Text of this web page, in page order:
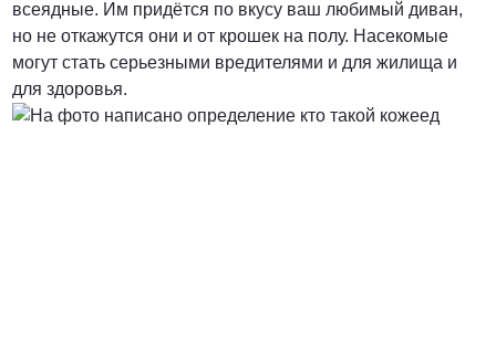
всеядные. Им придётся по вкусу ваш любимый диван,
но не откажутся они и от крошек на полу. Насекомые
могут стать серьезными вредителями и для жилища и
для здоровья.